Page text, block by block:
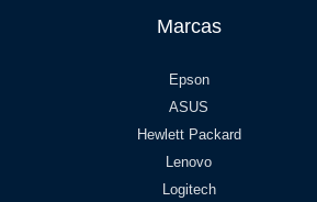
Marcas
Epson
ASUS
Hewlett Packard
Lenovo
Logitech